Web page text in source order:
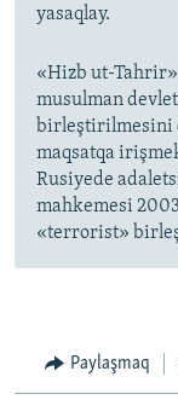
yasaqlay.
«Hizb ut-
musulman
birleştirilmesini
maqsatqa
Rusiyede
mahkemesi
«terrorist»
Paylaşmaq